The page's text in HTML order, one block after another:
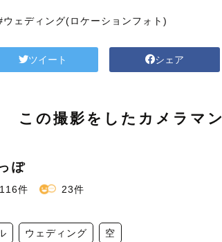
ウェディング(ロケーションフォト)
ツイート シェア
この撮影をしたカメラマン
ぽ
116件 23件
ウェディング 空